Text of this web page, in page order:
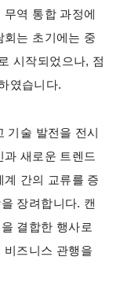
역 통합 과정에
는 초기에는 중
시작되었으나, 점
였습니다.
기술 발전을 전시
새로운 트렌드
간의 교류를 증
장려합니다. 캔
결합한 행사로
즈니스 관행을